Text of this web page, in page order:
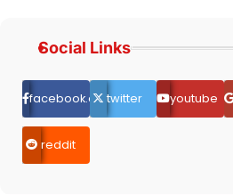
Social Links
facebook.comtwitter youtube
reddit